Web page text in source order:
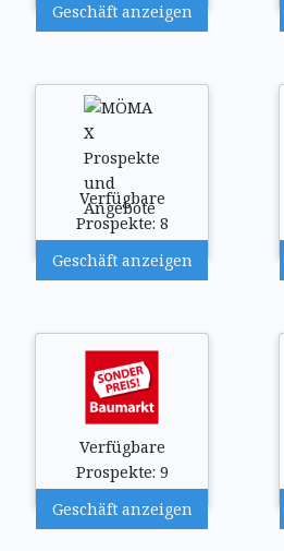
Geschäft anzeigen
Verfügbare
Prospekte: 8
Geschäft anzeigen
Verfügbare
Prospekte: 9
Geschäft anzeigen